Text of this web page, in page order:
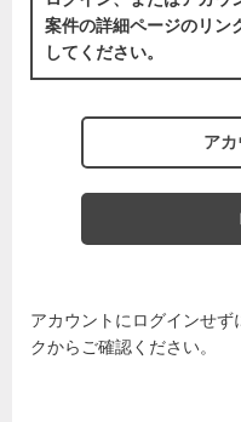
案件の詳細ページのリン
してください。
ア
アカウントにログインせ
クからご確認ください。